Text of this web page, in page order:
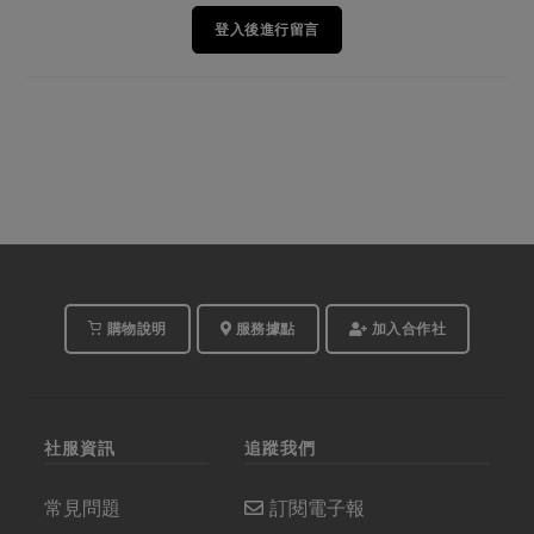
登入後進行留言
購物說明 服務據點 加入合作社
社服資訊
常見問題
追蹤我們
訂閱電子報